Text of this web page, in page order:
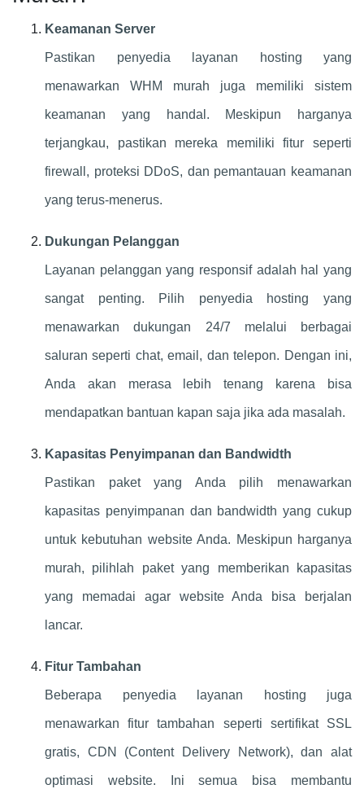
Keamanan Server
Pastikan penyedia layanan hosting yang
menawarkan WHM murah juga memiliki sistem
keamanan yang handal. Meskipun harganya
terjangkau, pastikan mereka memiliki fitur seperti
firewall, proteksi DDoS, dan pemantauan keamanan
yang terus-menerus.
Dukungan Pelanggan
Layanan pelanggan yang responsif adalah hal yang
sangat penting. Pilih penyedia hosting yang
menawarkan dukungan 24/7 melalui berbagai
saluran seperti chat, email, dan telepon. Dengan ini,
Anda akan merasa lebih tenang karena bisa
mendapatkan bantuan kapan saja jika ada masalah.
Kapasitas Penyimpanan dan Bandwidth
Pastikan paket yang Anda pilih menawarkan
kapasitas penyimpanan dan bandwidth yang cukup
untuk kebutuhan website Anda. Meskipun harganya
murah, pilihlah paket yang memberikan kapasitas
yang memadai agar website Anda bisa berjalan
lancar.
Fitur Tambahan
Beberapa penyedia layanan hosting juga
menawarkan fitur tambahan seperti sertifikat SSL
gratis, CDN (Content Delivery Network), dan alat
optimasi website. Ini semua bisa membantu